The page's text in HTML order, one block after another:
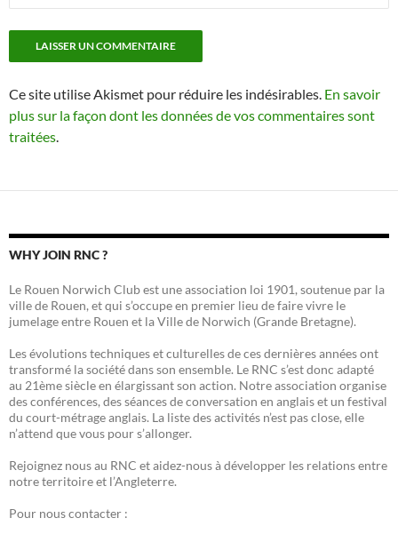
Ce site utilise Akismet pour réduire les indésirables. En savoir
plus sur la façon dont les données de vos commentaires sont
traitées.
WHY JOIN RNC ?
Le Rouen Norwich Club est une association loi 1901, soutenue par la
ville de Rouen, et qui s’occupe en premier lieu de faire vivre le
jumelage entre Rouen et la Ville de Norwich (Grande Bretagne).
Les évolutions techniques et culturelles de ces dernières années ont
transformé la société dans son ensemble. Le RNC s’est donc adapté
au 21ème siècle en élargissant son action. Notre association organise
des conférences, des séances de conversation en anglais et un festival
du court-métrage anglais. La liste des activités n’est pas close, elle
n’attend que vous pour s’allonger.
Rejoignez nous au RNC et aidez-nous à développer les relations entre
notre territoire et l’Angleterre.
Pour nous contacter :